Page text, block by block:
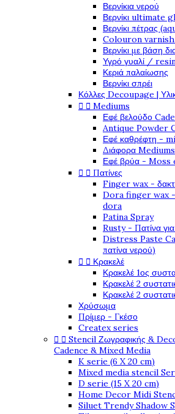
Βερνίκια νερού
Βερνίκι ultimate
Βερνίκι πέτρας
Colouron varnish
Βερνίκι με βάση
Υγρό γυαλί /
Κεριά παλαίωσης
Βερνίκι σπρέι
Κόλλες Decoupage |
  Mediums
Εφέ βελούδο
Antique Powder
Εφέ καθρέφτη -
Διάφορα Mediums
Εφέ βρύα - Moss
  Πατίνες
Finger wax -
Dora finger wax -
dora
Patina Spray
Rusty - Πατίνα
Distress Paste
πατίνα νερού)
  Κρακελέ
Κρακελέ 1ος
Κρακελέ 2
Κρακελέ 2
Χρύσωμα
Πρίμερ - Γκέσο
Createx series
  Stencil Ζωγραφικής &
Cadence & Mixed Media
K serie (6 X 20 cm)
Mixed media stencil
D serie (15 X 20 cm)
Home Decor Midi
Siluet Trendy Shadow